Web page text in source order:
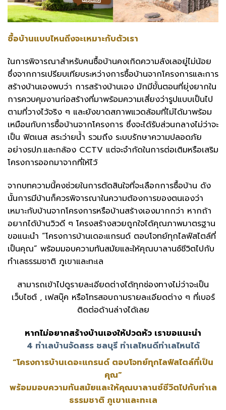
ซื้อบ้านแบบไหนถึงจะเหมาะกับตัวเรา
ในการพิจารณาสำหรับคนซื้อบ้านคงเกิดความลังเลอยู่ไม่น้อย
ซึ่งจากการเปรียบเทียบระหว่างการซื้อบ้านจากโครงการและการ
สร้างบ้านเองพบว่า การสร้างบ้านเอง มักมีขั้นตอนที่ยุ่งยากใน
การควบคุมงานก่อสร้างที่มาพร้อมความเสี่ยงว่ารูปแบบเป็นไป
ตามที่วางไว้จริง ๆ และยังขาดสภาพแวดล้อมที่ไม่ได้มาพร้อม
เหมือนกับการซื้อบ้านจากโครงการ ซึ่งจะได้รับส่วนกลางไม่ว่าจะ
เป็น ฟิตเนส สระว่ายน้ำ รวมถึง ระบบรักษาความปลอดภัย
อย่างรปภ.และกล้อง CCTV แต่จะจำกัดในการต่อเติมหรือเสริม
โครงการออกมาจากที่ให้ไว้
จากบทความนี้คงช่วยในการตัดสินใจที่จะเลือกการซื้อบ้าน ดัง
นั้นการมีบ้านก็ควรพิจารณาในความต้องการของตนเองว่า
เหมาะกับบ้านจากโครงการหรือบ้านสร้างเองมากกว่า หากถ้า
อยากได้บ้านวิวดี ๆ โครงสร้างสวยถูกใจได้คุณภาพมาตรฐาน
ขอแนะนำ “โครงการบ้านเดอะแกรนด์ ตอบโจทย์ทุกไลฟ์สไตล์ที่
เป็นคุณ” พร้อมมอบความทันสมัยและให้คุณบาลานซ์ชีวิตไปกับ
ทำเลธรรมชาติ ภูเขาและทะเล
สามารถเข้าไปดูรายละเอียดต่างได้ทุกช่องทางไม่ว่าจะเป็น
เว็บไซต์ , เฟสบุ๊ค หรือโทรสอบถามรายละเอียดต่าง ๆ ที่เบอร์
ติดต่อด้านล่างได้เลย
หากไม่อยากสร้างบ้านเองให้ปวดหัว เราขอแนะนำ
4 ทำเลบ้านจัดสรร ชลบุรี ทำเลไหนดีทำเลไหนได้
“โครงการบ้านเดอะแกรนด์ ตอบโจทย์ทุกไลฟ์สไตล์ที่เป็น
คุณ”
พร้อมมอบความทันสมัยและให้คุณบาลานซ์ชีวิตไปกับทำเล
ธรรมชาติ ภูเขาและทะเล